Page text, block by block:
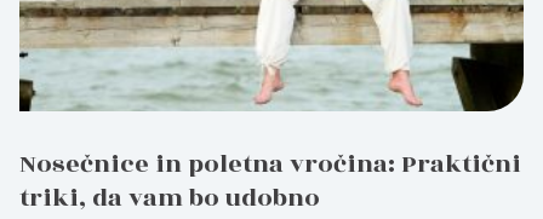
Nosečnice in poletna vročina: Praktični
triki, da vam bo udobno